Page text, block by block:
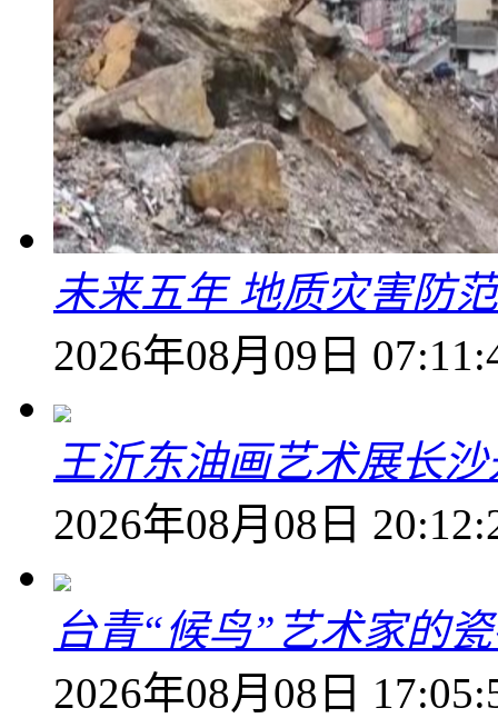
未来五年 地质灾害防
2026年08月09日
王沂东油画艺术展长
2026年08月08日
台青“候鸟”艺术家的
2026年08月08日